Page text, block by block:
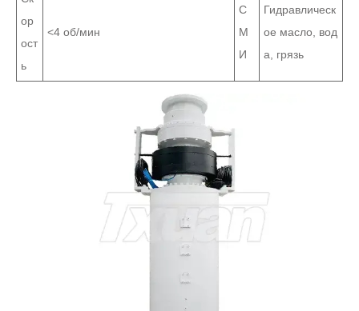
ор
ост
ь
<4 об/мин
С
М
И
Гидравлическ
ое масло, вод
а, грязь